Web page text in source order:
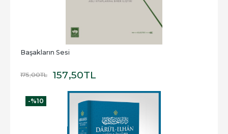
Başakların Sesi
175,00TL 157,50TL
-%10